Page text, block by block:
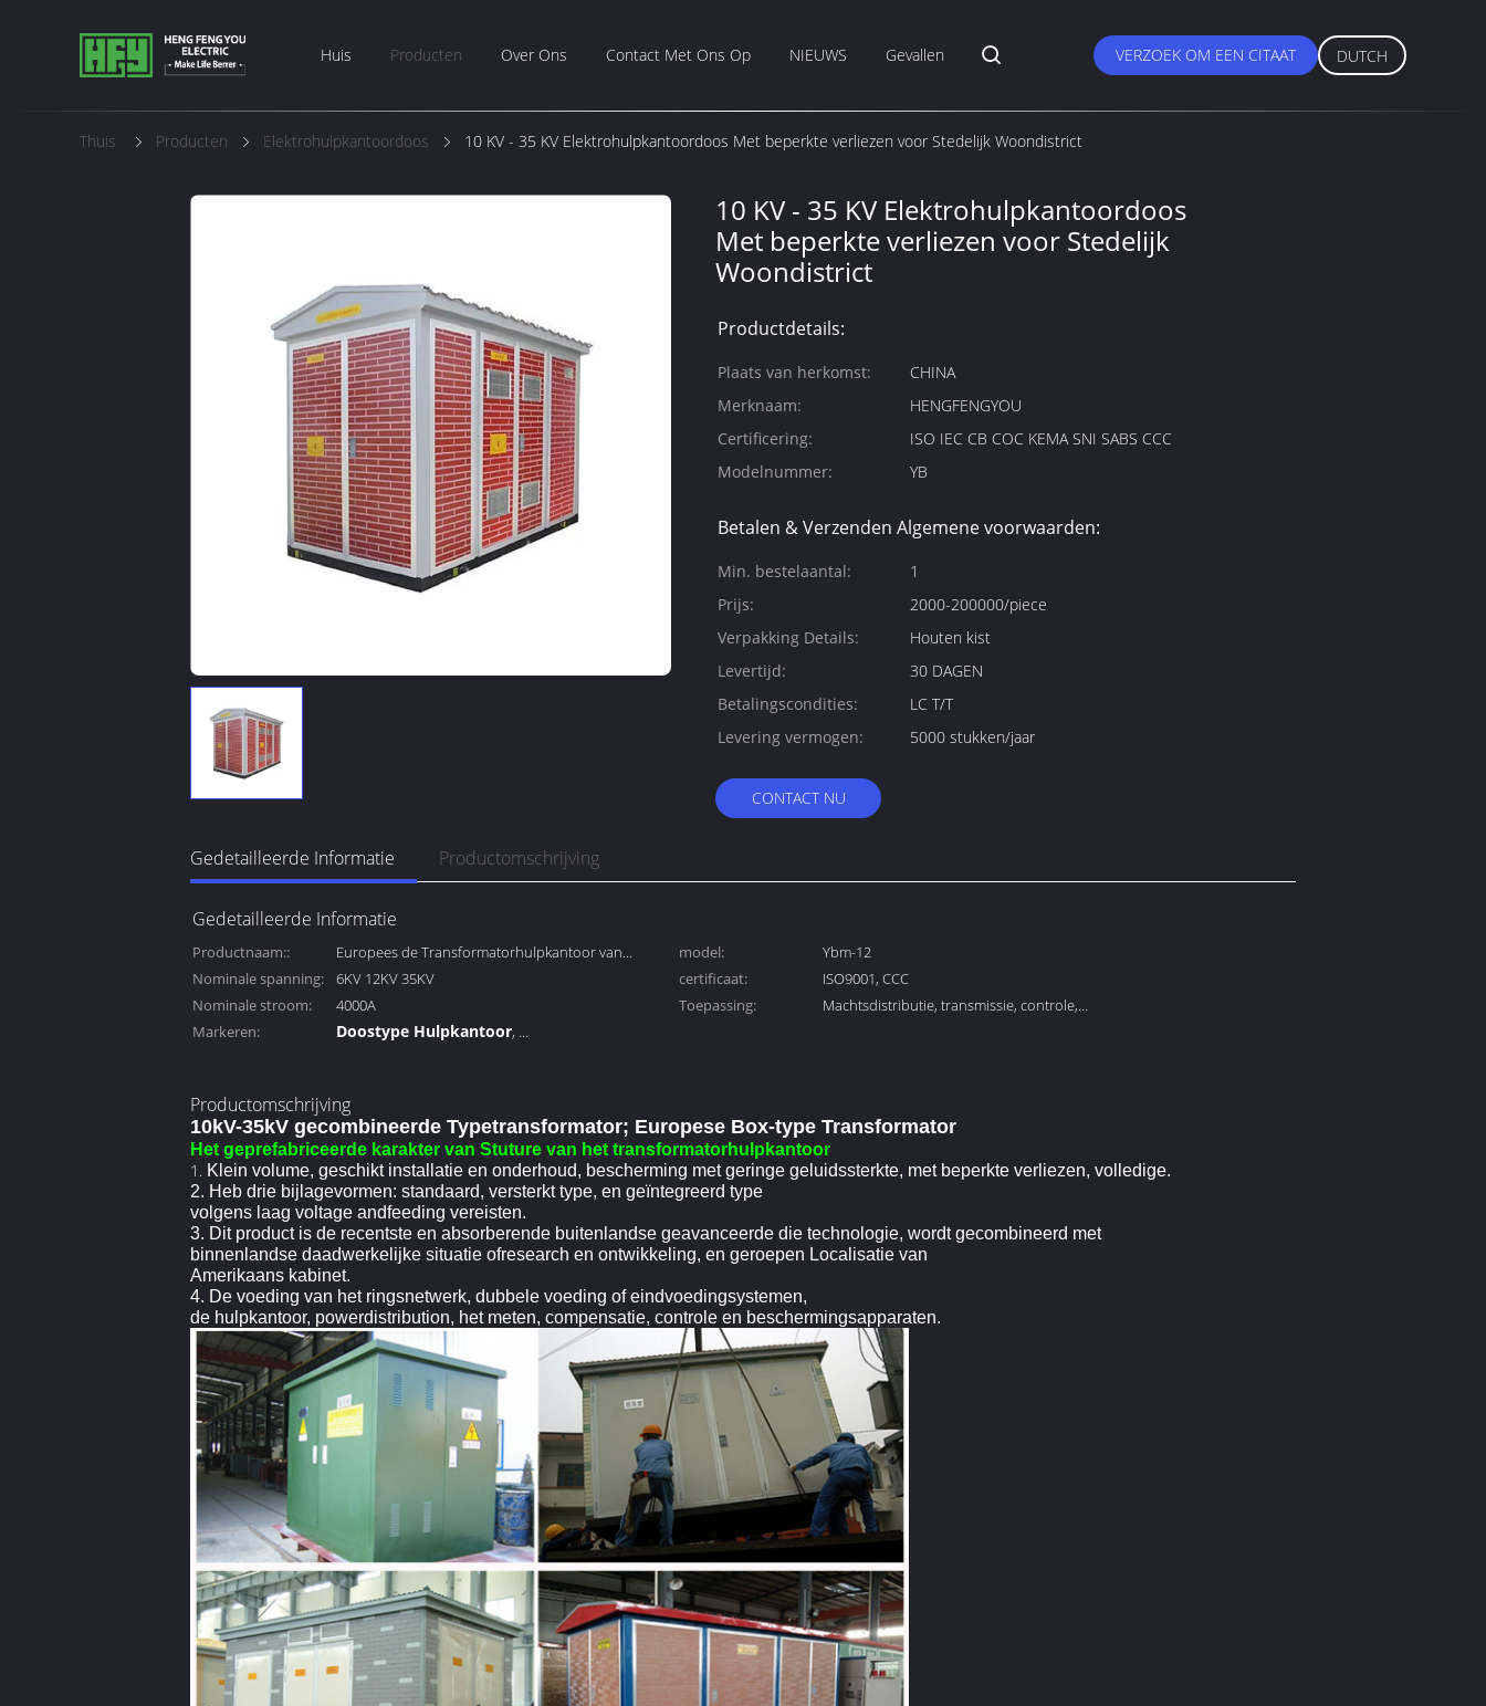
Huis Producten Over Ons Contact Met Ons Op NIEUWS Gevallen VERZOEK OM EEN CITAAT DUTCH
Thuis Producten Elektrohulpkantoordoos 10 KV - 35 KV Elektrohulpkantoordoos Met beperkte verliezen voor Stedelijk Woondistrict
10 KV - 35 KV Elektrohulpkantoordoos
Met beperkte verliezen voor Stedelijk
Woondistrict
Productdetails:
Plaats van herkomst:
CHINA
Merknaam:
HENGFENGYOU
Certificering:
ISO IEC CB COC KEMA SNI SABS CCC
Modelnummer:
YB
Betalen & Verzenden Algemene voorwaarden:
Min. bestelaantal:
1
Prijs:
2000-200000/piece
Verpakking Details:
Houten kist
Levertijd:
30 DAGEN
Betalingscondities:
LC T/T
Levering vermogen:
5000 stukken/jaar
CONTACT NU
Gedetailleerde Informatie Productomschrijving
Gedetailleerde Informatie
Productnaam::
Europees de Transformatorhulpkantoor van
de Typedoos
model:
Ybm-12
Nominale spanning:
6KV 12KV 35KV certificaat:
ISO9001, CCC
Nominale stroom:
4000A Toepassing:
Machtsdistributie, transmissie, controle,
Markeren: Doostype Hulpkantoor,
Productomschrijving
10kV-35kV gecombineerde Typetransformator; Europese Box-type Transformator
Het geprefabriceerde karakter van Stuture van het transformatorhulpkantoor
1. Klein volume, geschikt installatie en onderhoud, bescherming met geringe geluidssterkte, met beperkte verliezen, volledige.
2. Heb drie bijlagevormen: standaard, versterkt type, en geïntegreerd type
volgens laag voltage andfeeding vereisten.
3. Dit product is de recentste en absorberende buitenlandse geavanceerde die technologie, wordt gecombineerd met
binnenlandse daadwerkelijke situatie ofresearch en ontwikkeling, en geroepen Localisatie van
Amerikaans kabinet.
4. De voeding van het ringsnetwerk, dubbele voeding of eindvoedingsystemen,
de hulpkantoor, powerdistribution, het meten, compensatie, controle en beschermingsapparaten.